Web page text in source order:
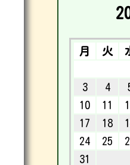
月 火
3
4
10
11
17
18
24
25
31